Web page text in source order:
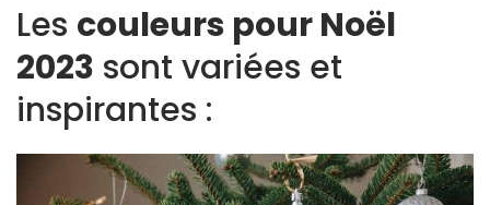
Les couleurs pour Noël
2023 sont variées et
inspirantes :